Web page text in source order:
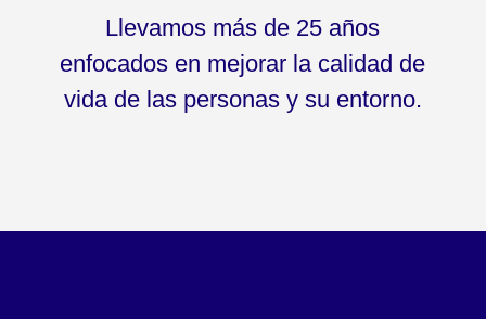
Llevamos más de 25 años
enfocados en mejorar la calidad de
vida de las personas y su entorno.